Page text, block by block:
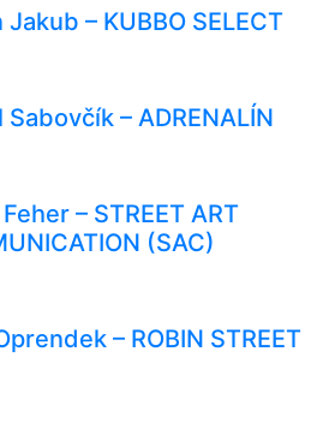
– KUBBO SELECT
Sabovčík – ADRENALÍN
– STREET ART
(SAC)
– ROBIN STREET